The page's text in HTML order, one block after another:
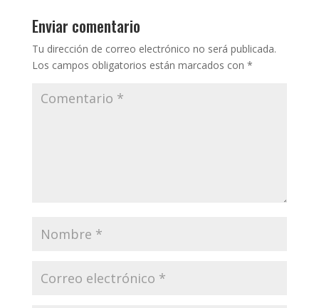
Enviar comentario
Tu dirección de correo electrónico no será publicada.
Los campos obligatorios están marcados con *